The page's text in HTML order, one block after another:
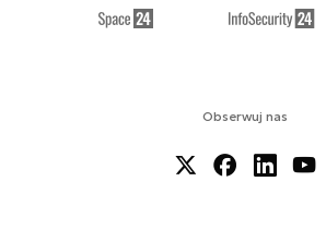
Obserwuj nas